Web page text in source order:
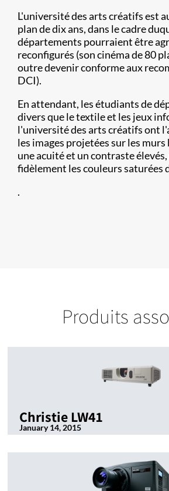
L'université des arts créatifs est
plan de dix ans, dans le cadre
départements pourraient être
reconfigurés (son cinéma de 80
outre devenir conforme aux
DCI).
En attendant, les étudiants de
divers que le textile et les jeux
l'université des arts créatifs ont
les images projetées sur les
une acuité et un contraste
fidèlement les couleurs saturées
.
Produits
Christie LW41
January 14, 2015